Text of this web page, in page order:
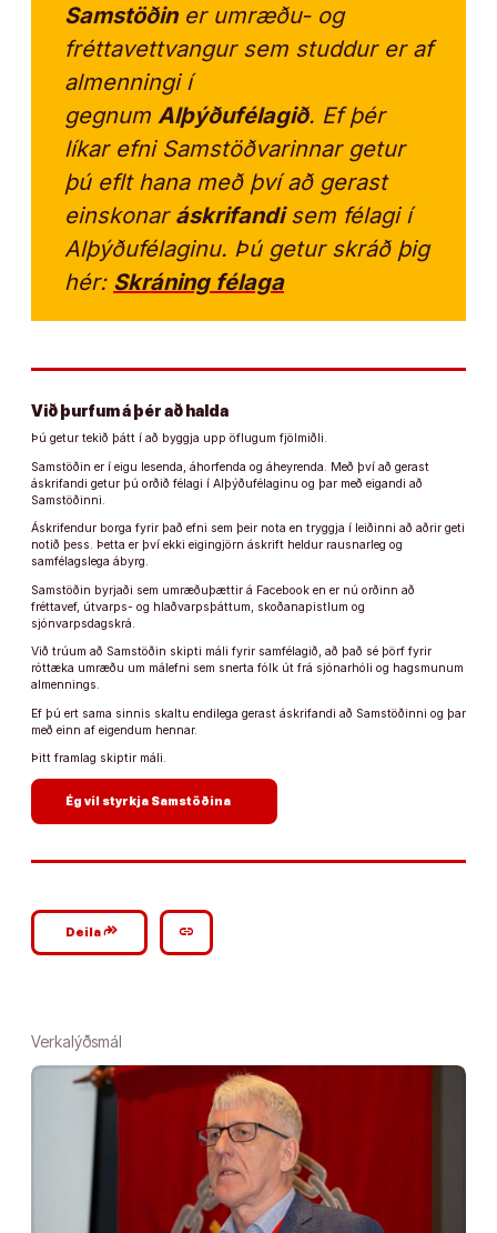
Samstöðiner umræðu- og
fréttavettvangur sem studdur er af
almenningi í
gegnum Alþýðufélagið. Ef þér
líkar efni Samstöðvarinnar getur
þú eflt hana með því að gerast
einskonar áskrifandisem félagi í
Alþýðufélaginu. Þú getur skráð þig
hér: Skráning félaga
Við þurfum á þér að halda
Þú getur tekið þátt í að byggja upp öflugum fjölmiðli.
Samstöðin er í eigu lesenda, áhorfenda og áheyrenda. Með því að gerast
áskrifandi getur þú orðið félagi í Alþýðufélaginu og þar með eigandi að
Samstöðinni.
Áskrifendur borga fyrir það efni sem þeir nota en tryggja í leiðinni að aðrir geti
notið þess. Þetta er því ekki eigingjörn áskrift heldur rausnarleg og
samfélagslega ábyrg.
Samstöðin byrjaði sem umræðuþættir á Facebook en er nú orðinn að
fréttavef, útvarps- og hlaðvarpsþáttum, skoðanapistlum og
sjónvarpsdagskrá.
Við trúum að Samstöðin skipti máli fyrir samfélagið, að það sé þörf fyrir
róttæka umræðu um málefni sem snerta fólk út frá sjónarhóli og hagsmunum
almennings.
Ef þú ert sama sinnis skaltu endilega gerast áskrifandi að Samstöðinni og þar
með einn af eigendum hennar.
Þitt framlag skiptir máli.
Ég vil styrkja Samstöðina
Deilagoogle_plus_reshare link
Verkalýðsmál